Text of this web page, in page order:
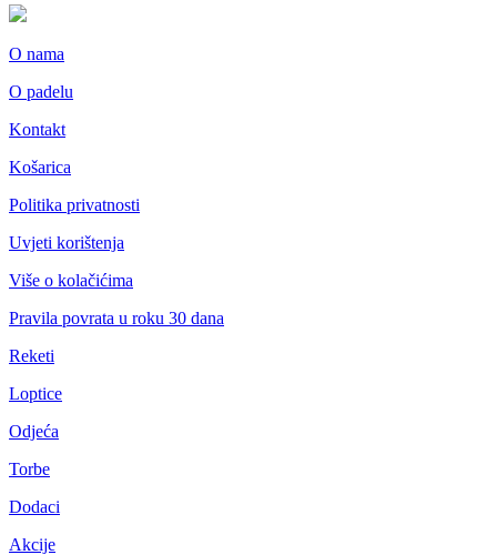
O nama
O padelu
Kontakt
Košarica
Politika privatnosti
Uvjeti korištenja
Više o kolačićima
Pravila povrata u roku 30 dana
Reketi
Loptice
Odjeća
Torbe
Dodaci
Akcije